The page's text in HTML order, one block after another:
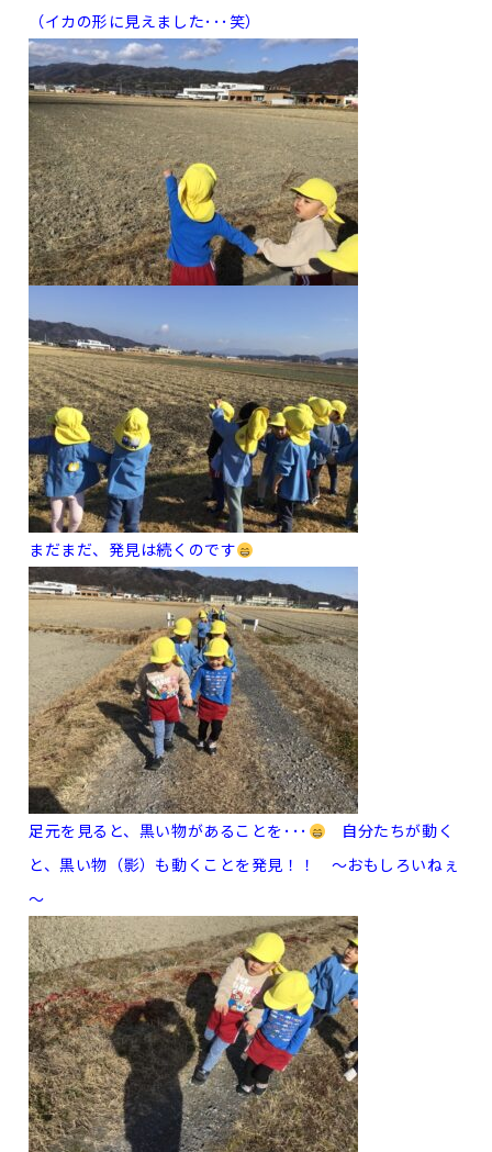
（イカの形に見えました･･･笑）
まだまだ、発見は続くのです
足元を見ると、黒い物があることを･･･
自分たちが動く
と、黒い物（影）も動くことを発見！！ ～おもしろいねぇ
～